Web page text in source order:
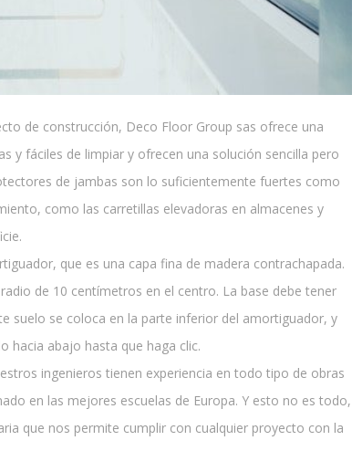
de construcción, Deco Floor Group sas ofrece una
y fáciles de limpiar y ofrecen una solución sencilla pero
de jambas son lo suficientemente fuertes como
como las carretillas elevadoras en almacenes y
que es una capa fina de madera contrachapada.
de 10 centímetros en el centro. La base debe tener
suelo se coloca en la parte inferior del amortiguador, y
hacia abajo hasta que haga clic.
ingenieros tienen experiencia en todo tipo de obras
en las mejores escuelas de Europa. Y esto no es todo,
que nos permite cumplir con cualquier proyecto con la